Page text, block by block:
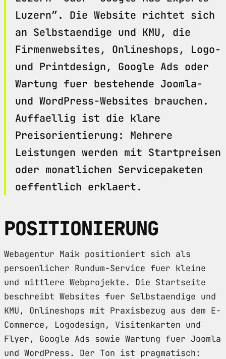
Luzern”. Die Website richtet sich
an Selbstaendige und KMU, die
Firmenwebsites, Onlineshops, Logo-
und Printdesign, Google Ads oder
Wartung fuer bestehende Joomla-
und WordPress-Websites brauchen.
Auffaellig ist die klare
Preisorientierung: Mehrere
Leistungen werden mit Startpreisen
oder monatlichen Servicepaketen
oeffentlich erklaert.
POSITIONIERUNG
Webagentur Maik positioniert sich als
persoenlicher Rundum-Service fuer kleine
und mittlere Webprojekte. Die Startseite
beschreibt Websites fuer Selbstaendige und
KMU, Onlineshops mit Praxisbezug aus dem E-
Commerce, Logodesign, Visitenkarten und
Flyer, Google Ads sowie Wartung fuer Joomla
und WordPress. Der Ton ist pragmatisch: